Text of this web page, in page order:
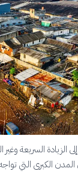
إلى الزيادة السريعة
المدن الكبرى التي